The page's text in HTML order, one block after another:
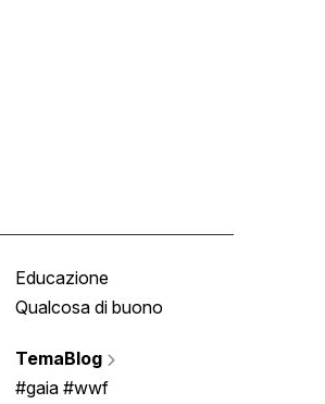
Educazione
Qualcosa di buono
TemaBlog
#gaia #wwf